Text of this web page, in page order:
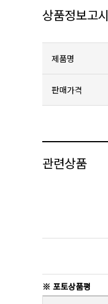
상품정보고시
제품명
판매가격
관련상품
※ 포토상품평